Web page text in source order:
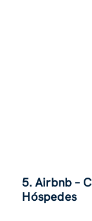
5. Airbnb –
Hóspedes